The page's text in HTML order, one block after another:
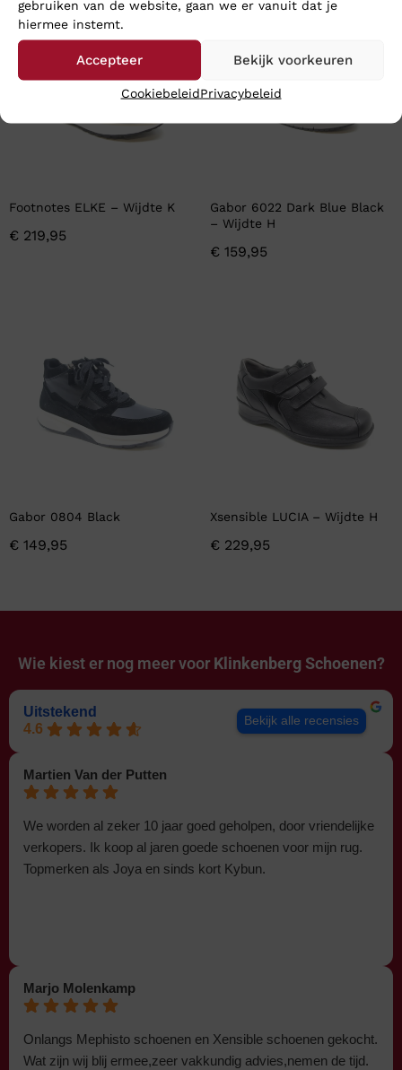
gebruiken van de website, gaan we er vanuit dat je
hiermee instemt.
Accepteer Bekijk voorkeuren
CookiebeleidPrivacybeleid
Footnotes ELKE – Wijdte K
€ 219,95
Gabor 6022 Dark Blue Black
– Wijdte H
€ 159,95
Gabor 0804 Black
€ 149,95
Xsensible LUCIA – Wijdte H
€ 229,95
Wie kiest er nog meer voor Klinkenberg Schoenen?
Uitstekend
4.6
Bekijk alle recensies
Martien Van der Putten
We worden al zeker 10 jaar goed geholpen, door vriendelijke
verkopers. Ik koop al jaren goede schoenen voor mijn rug.
Topmerken als Joya en sinds kort Kybun.
Marjo Molenkamp
Onlangs Mephisto schoenen en Xensible schoenen gekocht.
Wat zijn wij blij ermee,zeer vakkundig advies,nemen de tijd.